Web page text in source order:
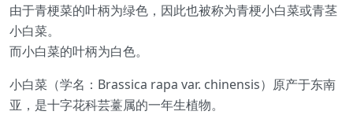
由于青梗菜的叶柄为绿色，因此也被称为青梗小白菜或青茎
小白菜。
而小白菜的叶柄为白色。
小白菜（学名：Brassica rapa var. chinensis）原产于东南
亚，是十字花科芸薹属的一年生植物。